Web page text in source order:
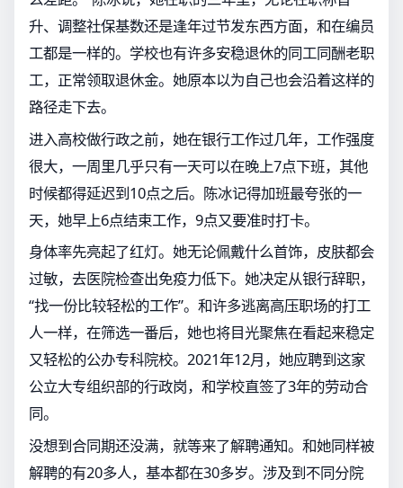
升、调整社保基数还是逢年过节发东西方面，和在编员
工都是一样的。学校也有许多安稳退休的同工同酬老职
工，正常领取退休金。她原本以为自己也会沿着这样的
路径走下去。
进入高校做行政之前，她在银行工作过几年，工作强度
很大，一周里几乎只有一天可以在晚上7点下班，其他
时候都得延迟到10点之后。陈冰记得加班最夸张的一
天，她早上6点结束工作，9点又要准时打卡。
身体率先亮起了红灯。她无论佩戴什么首饰，皮肤都会
过敏，去医院检查出免疫力低下。她决定从银行辞职，
“找一份比较轻松的工作”。和许多逃离高压职场的打工
人一样，在筛选一番后，她也将目光聚焦在看起来稳定
又轻松的公办专科院校。2021年12月，她应聘到这家
公立大专组织部的行政岗，和学校直签了3年的劳动合
同。
没想到合同期还没满，就等来了解聘通知。和她同样被
解聘的有20多人，基本都在30多岁。涉及到不同分院